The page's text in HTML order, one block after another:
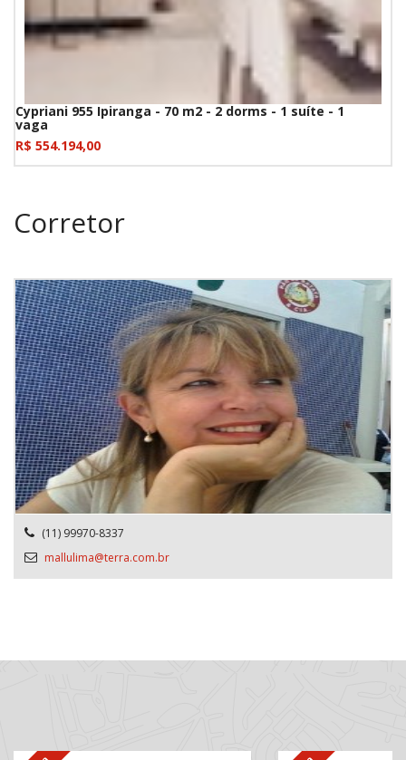
Cypriani 955 Ipiranga - 70 m2 - 2 dorms - 1 suíte - 1
vaga
R$ 554.194,00
Corretor
(11) 99970-8337
mallulima@terra.com.br